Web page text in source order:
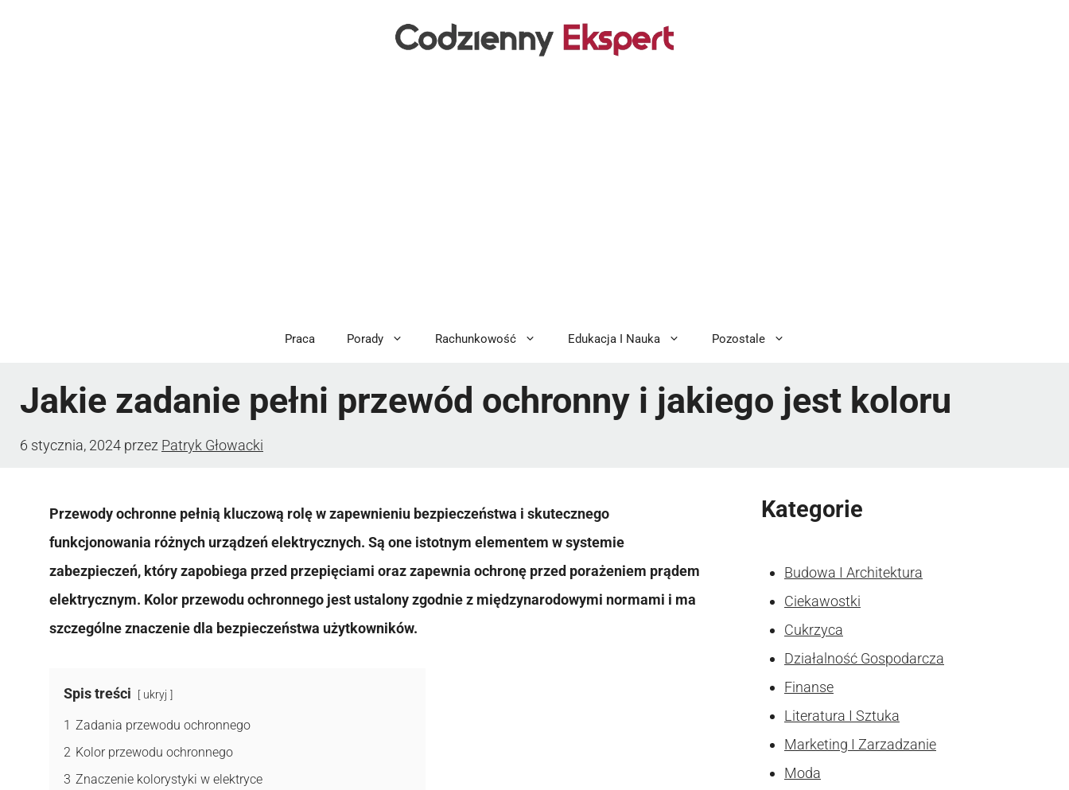
Praca Porady Rachunkowość Edukacja I Nauka Pozostale
Jakie zadanie pełni przewód ochronny i jakiego jest koloru
6 stycznia, 2024 przez Patryk Głowacki
Przewody ochronne pełnią kluczową rolę w zapewnieniu bezpieczeństwa i skutecznego
funkcjonowania różnych urządzeń elektrycznych. Są one istotnym elementem w systemie
zabezpieczeń, który zapobiega przed przepięciami oraz zapewnia ochronę przed porażeniem prądem
elektrycznym. Kolor przewodu ochronnego jest ustalony zgodnie z międzynarodowymi normami i ma
szczególne znaczenie dla bezpieczeństwa użytkowników.
Spis treści ukryj
1 Zadania przewodu ochronnego
2 Kolor przewodu ochronnego
3 Znaczenie kolorystyki w elektryce
Kategorie
Budowa I Architektura
Ciekawostki
Cukrzyca
Działalność Gospodarcza
Finanse
Literatura I Sztuka
Marketing I Zarzadzanie
Moda